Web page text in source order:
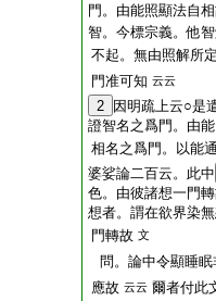
門。由能照顯法自
智。今標宗義。他
不起。無由照解所
門准可知 云云
2
因明疏上云○是
證智名之爲門。由
相名之爲門。以能
婆娑論二百云。此中
色。由彼諸想一門
想者。謂在欲界染
門轉故 文
問。論中令顯睡
應故 云云 爾者付此